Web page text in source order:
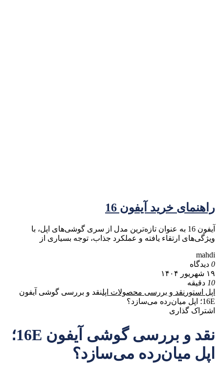
راهنمای خرید آیفون 16
آیفون 16 به عنوان تازه‌ترین مدل از سری گوشی‌های اپل، با
ویژگی‌های ارتقاء یافته و عملکرد جذاب، توجه بسیاری از
mahdi
0 دیدگاه
۱۹ شهریور ۱۴۰۴
10 دقیقه
اپل استور نقد و بررسی محصولات اپلنقد و بررسی گوشی آیفون
16E؛ اپل میان‌رده می‌سازد؟
اشتراک گذاری
نقد و بررسی گوشی آیفون 16E؛
اپل میان‌رده می‌سازد؟